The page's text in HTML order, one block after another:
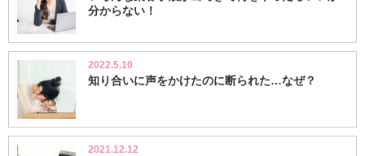
分からない！
2022.5.10
知り合いに声をかけたのに断られた…なぜ？
2021.12.12